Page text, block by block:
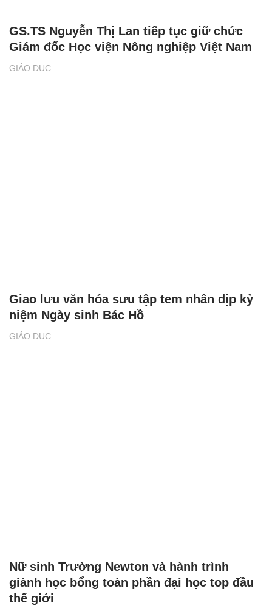
GIÁO DỤC
GS.TS Nguyễn Thị Lan tiếp tục giữ chức
Giám đốc Học viện Nông nghiệp Việt Nam
GIÁO DỤC
Giao lưu văn hóa sưu tập tem nhân dịp kỷ
niệm Ngày sinh Bác Hồ
Nữ sinh Trường Newton và hành trình
giành học bổng toàn phần đại học top đầu
thế giới